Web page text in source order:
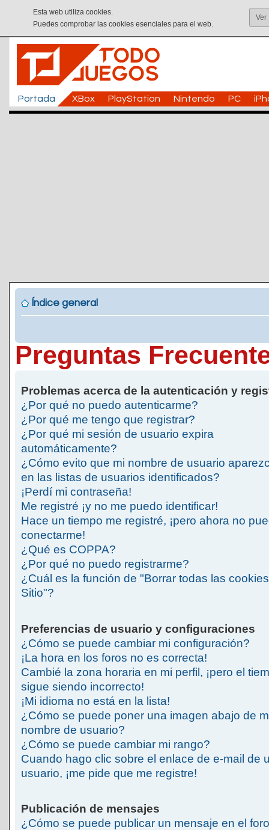
Esta web utiliza cookies.
Puedes comprobar las cookies esenciales para el web.
Ver
Portada XBox PlayStation Nintendo PC
Índice general
Preguntas
Problemas acerca de la autenticación y
¿Por qué no puedo autenticarme?
¿Por qué me tengo que registrar?
¿Por qué mi sesión de usuario expira
automáticamente?
¿Cómo evito que mi nombre de usuario
en las listas de usuarios identificados?
¡Perdí mi contraseña!
Me registré ¡y no me puedo identificar!
Hace un tiempo me registré, ¡pero ahora no
conectarme!
¿Qué es COPPA?
¿Por qué no puedo registrarme?
¿Cuál es la función de "Borrar todas las
Sitio"?
Preferencias de usuario y configuraciones
¿Cómo se puede cambiar mi configuración?
¡La hora en los foros no es correcta!
Cambié la zona horaria en mi perfil, ¡pero el
sigue siendo incorrecto!
¡Mi idioma no está en la lista!
¿Cómo se puede poner una imagen abajo de
nombre de usuario?
¿Cómo se puede cambiar mi rango?
Cuando hago clic sobre el enlace de e-mail de
usuario, ¡me pide que me registre!
Publicación de mensajes
¿Cómo se puede publicar un mensaje en el